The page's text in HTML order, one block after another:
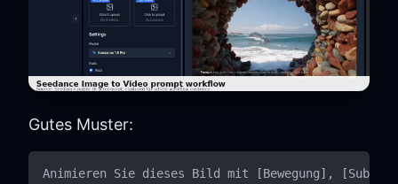
Gutes Muster: